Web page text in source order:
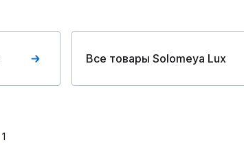
Все товары Solomeya Lux
1